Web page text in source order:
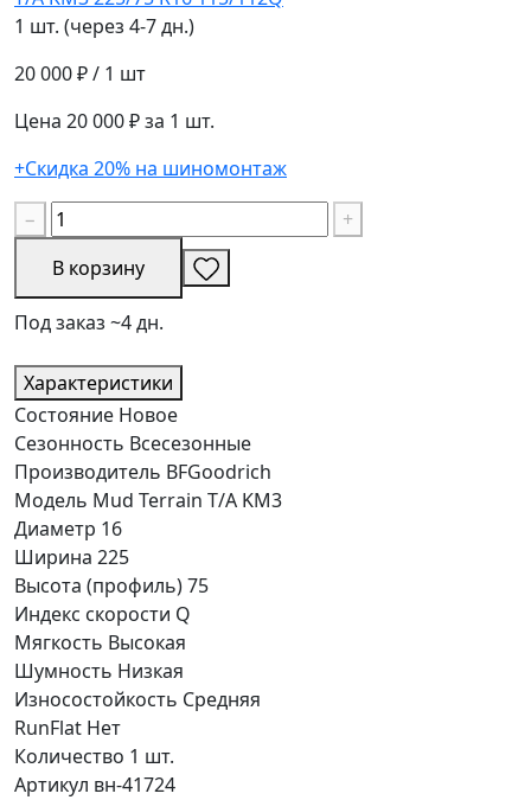
1 шт. (через 4-7 дн.)
20 000 ₽/ 1 шт
Цена 20 000 ₽ за 1 шт.
+Скидка 20% на шиномонтаж
−
+
В корзину
Под заказ ~4 дн.
Характеристики
Состояние Новое
Сезонность Всесезонные
Производитель BFGoodrich
Модель Mud Terrain T/A KM3
Диаметр 16
Ширина 225
Высота (профиль)75
Индекс скорости Q
Мягкость Высокая
Шумность Низкая
Износостойкость Средняя
RunFlat Нет
Количество 1 шт.
Артикул вн-41724